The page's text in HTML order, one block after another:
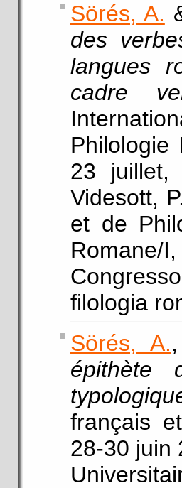
Sörés, A.
des
langues
cadre
Philologie
23 juillet,
Videsott,
et de
filologia
Sörés, A.
épithète
français
28-30 juin